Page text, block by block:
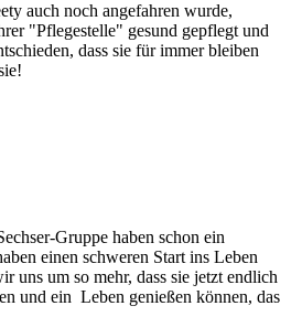
auch noch angefahren wurde,
"Pflegestelle" gesund gepflegt und
dass sie für immer bleiben
Gruppe haben schon ein
einen schweren Start ins Leben
uns um so mehr, dass sie jetzt endlich
und ein Leben genießen können, das